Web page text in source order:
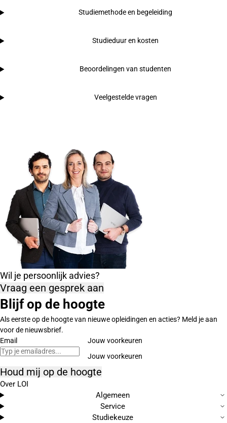
Studiemethode en begeleiding
Studieduur en kosten
Beoordelingen van studenten
Veelgestelde vragen
Wil je persoonlijk advies?
Vraag een gesprek aan
Blijf op de hoogte
Als eerste op de hoogte van nieuwe opleidingen en acties? Meld je aan
voor de nieuwsbrief.
Email
Jouw voorkeuren
Houd mij op de hoogte
Over LOI
Algemeen
Service
Studiekeuze